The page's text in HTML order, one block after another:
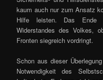
kaum auch nur zum Ansatz
Hilfe leisten. Das Ende
Widerstandes des Volkes,
Fronten siegreich vordringt.
Schon aus dieser
Notwendigkeit des